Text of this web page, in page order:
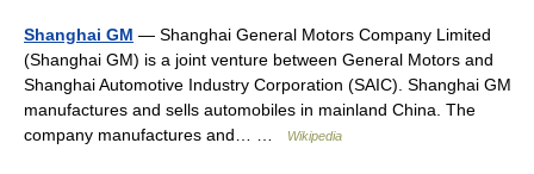
Shanghai GM — Shanghai General Motors Company Limited
(Shanghai GM) is a joint venture between General Motors and
Shanghai Automotive Industry Corporation (SAIC). Shanghai GM
manufactures and sells automobiles in mainland China. The
company manufactures and… …
Wikipedia